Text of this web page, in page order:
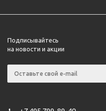
Подписывайтесь
на новости и акции